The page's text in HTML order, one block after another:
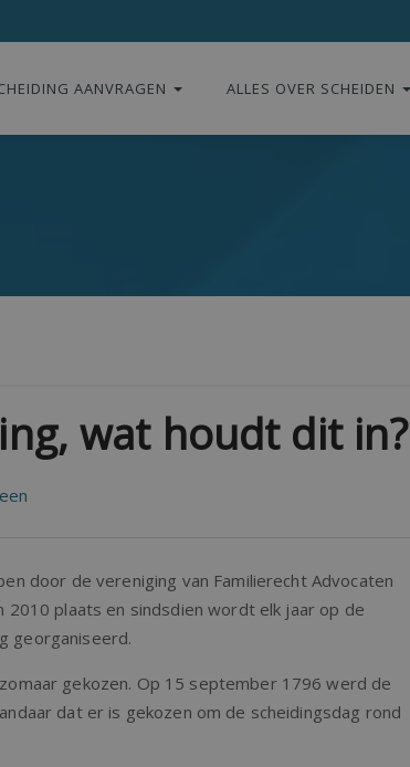
AANVRAGEN ALLES OVER SCHEIDEN
wat houdt dit in?
door de vereniging van Familierecht Advocaten
2010 plaats en sindsdien wordt elk jaar op de
georganiseerd.
gekozen. Op 15 september 1796 werd de
dat er is gekozen om de scheidingsdag rond